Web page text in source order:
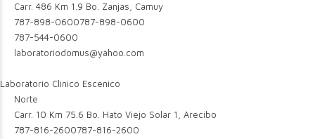
Carr. 486 Km 1.9 Bo. Zanjas, Camuy
787-898-0600787-898-0600
787-544-0600
laboratoriodomus@yahoo.com
Laboratorio Clinico Escenico
Norte
Carr. 10 Km 75.6 Bo. Hato Viejo Solar 1, Arecibo
787-816-2600787-816-2600